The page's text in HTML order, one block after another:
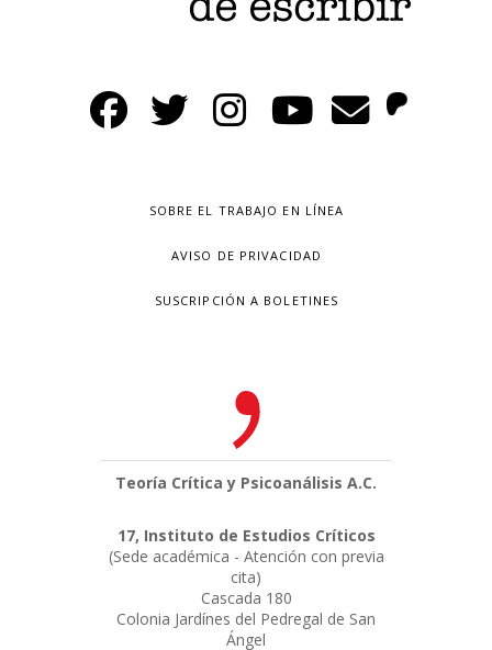
SOBRE EL TRABAJO EN LÍNEA
AVISO DE PRIVACIDAD
SUSCRIPCIÓN A BOLETINES
Teoría Crítica y Psicoanálisis A.C.
17, Instituto de Estudios Críticos
(Sede académica - Atención con previa
cita)
Cascada 180
Colonia Jardínes del Pedregal de San
Ángel